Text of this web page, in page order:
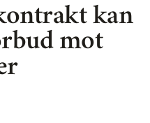
kan
mot